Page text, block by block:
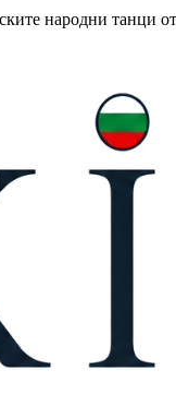
народни танци